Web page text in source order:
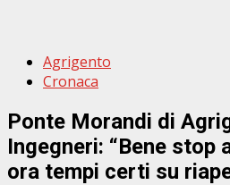
Agrigento
Cronaca
Ponte Morandi di
Ingegneri: “Bene stop
ora tempi certi su